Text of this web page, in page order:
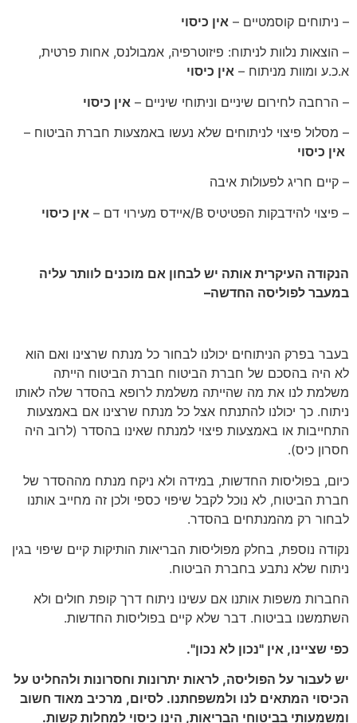
– ניתוחים קוסמטיים – אין כיסוי
– הוצאות נלוות לניתוח: פיזוטרפיה, אמבולנס, אחות פרטית,
א.כ.ע ומוות מניתוח – אין כיסוי
– הרחבה לחירום שיניים וניתוחי שיניים – אין כיסוי
– מסלול פיצוי לניתוחים שלא נעשו באמצעות חברת הביטוח –
אין כיסוי
– קיים חריג לפעולות איבה
– פיצוי להידבקות הפטיטיס B/איידס מעירוי דם –
אין כיסוי
הנקודה העיקרית אותה יש לבחון אם מוכנים לוותר עליה
במעבר לפוליסה החדשה–
בעבר בפרק הניתוחים יכולנו לבחור כל מנתח שרצינו ואם הוא
לא היה בהסכם של חברת הביטוח חברת הביטוח הייתה
משלמת לנו את מה שהייתה משלמת לרופא בהסדר שלה לאותו
ניתוח. כך יכולנו להתנתח אצל כל מנתח שרצינו אם באמצעות
התחייבות או באמצעות פיצוי למנתח שאינו בהסדר (לרוב היה
חסרון כיס).
כיום, בפוליסות החדשות, במידה ולא ניקח מנתח מההסדר של
חברת הביטוח, לא נוכל לקבל שיפוי כספי ולכן זה מחייב אותנו
לבחור רק מהמנתחים בהסדר.
נקודה נוספת, בחלק מפוליסות הבריאות הותיקות קיים שיפוי בגין
ניתוח שלא נתבע בחברת הביטוח.
החברות משפות אותנו אם עשינו ניתוח דרך קופת חולים ולא
השתמשנו בביטוח. דבר שלא קיים בפוליסות החדשות.
כפי שציינו, אין "נכון לא נכון".
יש לעבור על הפוליסה, לראות יתרונות וחסרונות ולהחליט על
הכיסוי המתאים לנו ולמשפחתנו. לסיום, מרכיב מאוד חשוב
ומשמעותי בביטוחי הבריאות, הינו כיסוי למחלות קשות.